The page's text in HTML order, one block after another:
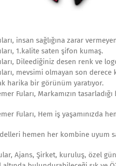
insan sağlığına zarar
1.kalite saten şifon kumaş.
Dileediğiniz desen renk ve
mevsimi olmayan son
harika bir görünüm yaratıyor.
Fuları, Markamızın
Fuları, Hem iş yaşamınızda
hemen her kombine uyum
Ajans, Şirket, kuruluş, özel